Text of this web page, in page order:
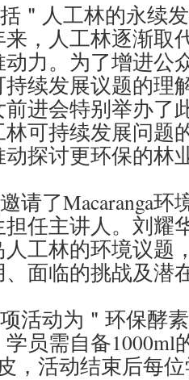
＂人工林的永续
，人工林逐渐取
力。为了增进公
续发展议题的理
进会特别举办了
可持续发展问题
探讨更环保的林
请了Macaranga
任主讲人。刘耀
工林的环境议题
面临的挑战及潜
活动为＂环保酵
员需自备1000ml
，活动结束后每